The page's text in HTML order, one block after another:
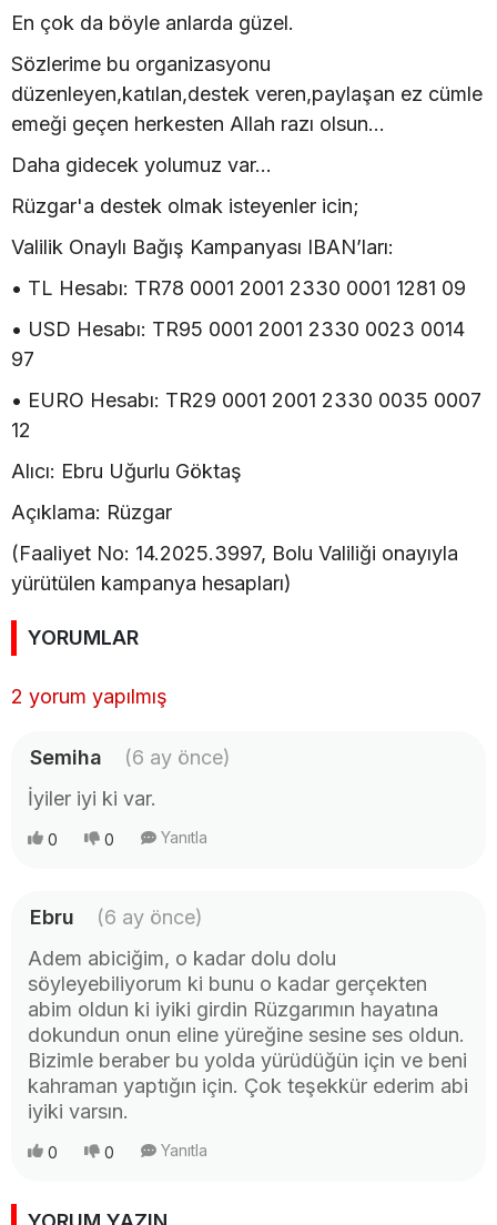
En çok da böyle anlarda güzel.
Sözlerime bu organizasyonu
düzenleyen,katılan,destek veren,paylaşan ez cümle
emeği geçen herkesten Allah razı olsun...
Daha gidecek yolumuz var...
Rüzgar'a destek olmak isteyenler icin;
Valilik Onaylı Bağış Kampanyası IBAN’ları:
• TL Hesabı: TR78 0001 2001 2330 0001 1281 09
• USD Hesabı: TR95 0001 2001 2330 0023 0014
97
• EURO Hesabı: TR29 0001 2001 2330 0035 0007
12
Alıcı: Ebru Uğurlu Göktaş
Açıklama: Rüzgar
(Faaliyet No: 14.2025.3997, Bolu Valiliği onayıyla
yürütülen kampanya hesapları)
YORUMLAR
2 yorum yapılmış
Semiha
(6 ay önce)
İyiler iyi ki var.
0 0 Yanıtla
Ebru
(6 ay önce)
Adem abiciğim, o kadar dolu dolu
söyleyebiliyorum ki bunu o kadar gerçekten
abim oldun ki iyiki girdin Rüzgarımın hayatına
dokundun onun eline yüreğine sesine ses oldun.
Bizimle beraber bu yolda yürüdüğün için ve beni
kahraman yaptığın için. Çok teşekkür ederim abi
iyiki varsın.
0 0 Yanıtla